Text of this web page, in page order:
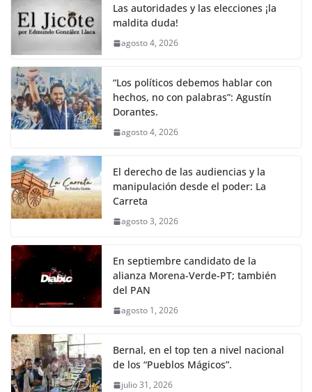
k
Las autoridades y las elecciones ¡la
maldita duda!
agosto 4, 2026
“Los políticos debemos hablar con
hechos, no con palabras”: Agustín
Dorantes.
agosto 4, 2026
El derecho de las audiencias y la
manipulación desde el poder: La
Carreta
agosto 3, 2026
En septiembre candidato de la
alianza Morena-Verde-PT; también
del PAN
agosto 1, 2026
Bernal, en el top ten a nivel nacional
de los “Pueblos Mágicos”.
julio 31, 2026